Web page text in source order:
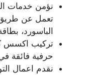
نؤمن خدمات
تعمل عن طريق
الباسورد،
تركيب اكسس
حرفية فائقة